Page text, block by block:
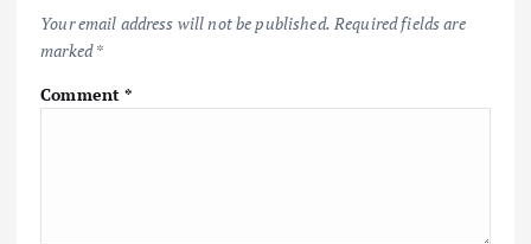
Your email address will not be published. Required fields are
marked*
Comment*